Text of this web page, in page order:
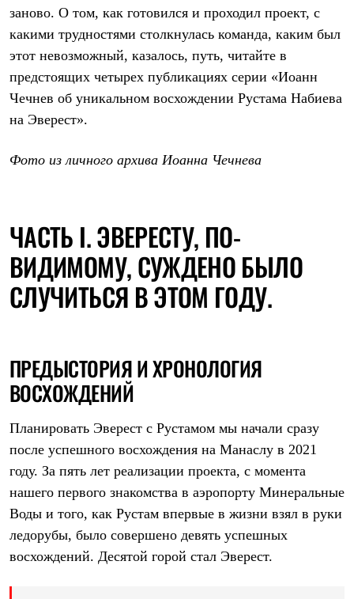
Брюки
Лёгкая одежда
Толстовки
Брюки
Теплое термобелье
Легкое термобелье
Утепленная пухом
Комбинезоны
Куртки
Брюки
Утепленная синтетикой
Комбинезоны
Футболки
Толстовки
Брюки
Куртки
Куртки
Брюки
Комбинезоны
Термобелье
Комплект термобелья
Снаряжение
Палатки и тенты
заново. О том, как готовился и проходил проект, с
какими трудностями столкнулась команда, каким был
этот невозможный, казалось, путь, читайте в
предстоящих четырех публикациях серии «Иоанн
Чечнев об уникальном восхождении Рустама Набиева
на Эверест».
Фото из личного архива Иоанна Чечнева
ЧАСТЬ I. ЭВЕРЕСТУ, ПО-
ВИДИМОМУ, СУЖДЕНО БЫЛО
СЛУЧИТЬСЯ В ЭТОМ ГОДУ.
ПРЕДЫСТОРИЯ И ХРОНОЛОГИЯ
ВОСХОЖДЕНИЙ
Планировать Эверест с Рустамом мы начали сразу
после успешного восхождения на Манаслу в 2021
году. За пять лет реализации проекта, с момента
нашего первого знакомства в аэропорту Минеральные
Воды и того, как Рустам впервые в жизни взял в руки
ледорубы, было совершено девять успешных
восхождений. Десятой горой стал Эверест.